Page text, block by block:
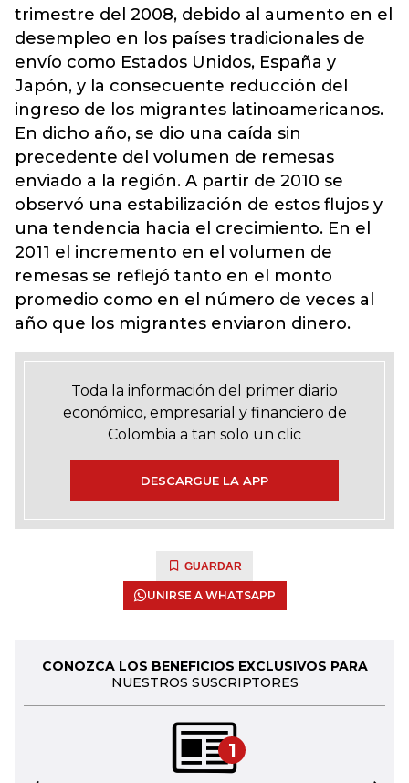
trimestre del 2008, debido al aumento en el
desempleo en los países tradicionales de
envío como Estados Unidos, España y
Japón, y la consecuente reducción del
ingreso de los migrantes latinoamericanos.
En dicho año, se dio una caída sin
precedente del volumen de remesas
enviado a la región. A partir de 2010 se
observó una estabilización de estos flujos y
una tendencia hacia el crecimiento. En el
2011 el incremento en el volumen de
remesas se reflejó tanto en el monto
promedio como en el número de veces al
año que los migrantes enviaron dinero.
Toda la información del primer diario
económico, empresarial y financiero de
Colombia a tan solo un clic
DESCARGUE LA APP
GUARDAR
UNIRSE A WHATSAPP
CONOZCA LOS BENEFICIOS EXCLUSIVOS PARA
NUESTROS SUSCRIPTORES
1